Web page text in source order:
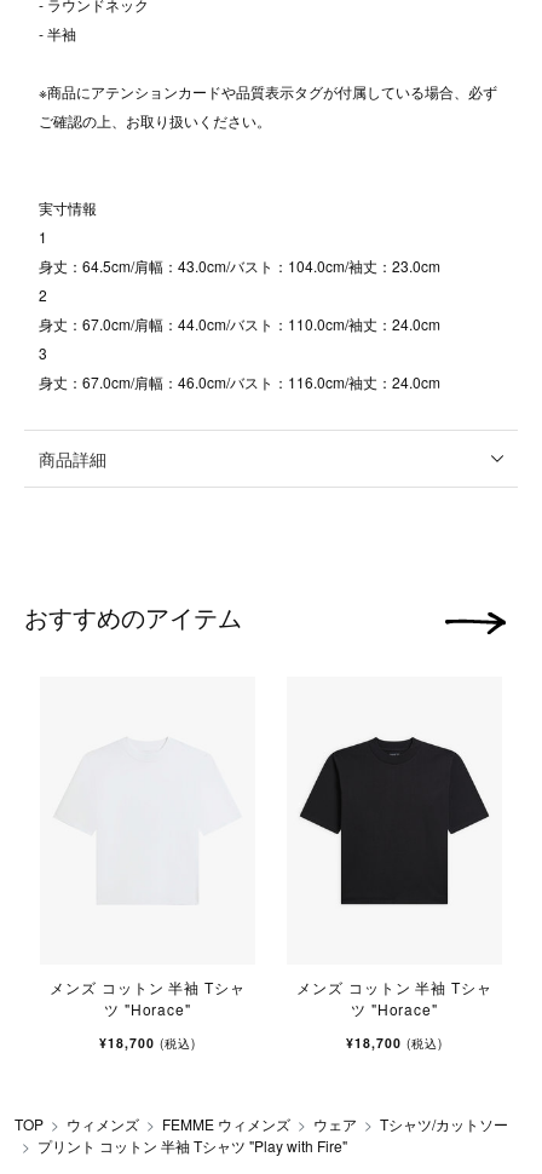
- ラウンドネック
- 半袖
※商品にアテンションカードや品質表示タグが付属している場合、必ず
ご確認の上、お取り扱いください。
実寸情報
1
身丈：64.5cm/肩幅：43.0cm/バスト：104.0cm/袖丈：23.0cm
2
身丈：67.0cm/肩幅：44.0cm/バスト：110.0cm/袖丈：24.0cm
3
身丈：67.0cm/肩幅：46.0cm/バスト：116.0cm/袖丈：24.0cm
商品詳細
おすすめのアイテム
メンズ コットン 半袖 Tシャ
ツ "Horace"
¥18,700 (税込)
メンズ コットン 半袖 Tシャ
ツ "Horace"
¥18,700 (税込)
次の画像
TOP ウィメンズ FEMME ウィメンズ ウェア
Tシャツ/カットソー
プリント コットン 半袖 Tシャツ "Play with Fire"